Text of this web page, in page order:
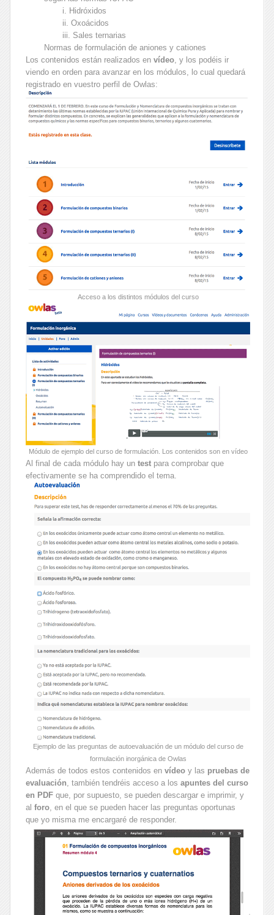
i. Hidróxidos
ii. Oxoácidos
iii. Sales ternarias
Normas de formulación de aniones y cationes
Los contenidos están realizados en vídeo , y los podéis ir
viendo en orden para avanzar en los módulos, lo cual quedará
registrado en vuestro perfil de Owlas:
Acceso a los distintos módulos del curso
Módulo de ejemplo del curso de formulación. Los contenidos son en vídeo
Al final de cada módulo hay un test para comprobar que
efectivamente se ha comprendido el tema.
Ejemplo de las preguntas de autoevaluación de un módulo del curso de
formulación inorgánica de Owlas
Además de todos estos contenidos en vídeo y las pruebas de
evaluación , también tendréis acceso a los apuntes del curso
en PDF que, por supuesto, se pueden descargar e imprimir, y
al foro , en el que se pueden hacer las preguntas oportunas
que yo misma me encargaré de responder.